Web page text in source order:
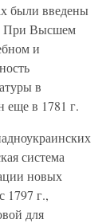
были введены
При Высшем
и
в
еще в 1781 г.
система
новых
1797 г.,
для